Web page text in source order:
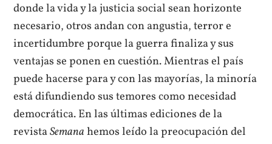
donde la vida y la justicia social sean horizonte
necesario, otros andan con angustia, terror e
incertidumbre porque la guerra finaliza y sus
ventajas se ponen en cuestión. Mientras el país
puede hacerse para y con las mayorías, la minoría
está difundiendo sus temores como necesidad
democrática. En las últimas ediciones de la
revistaSemanahemos leído la preocupación del